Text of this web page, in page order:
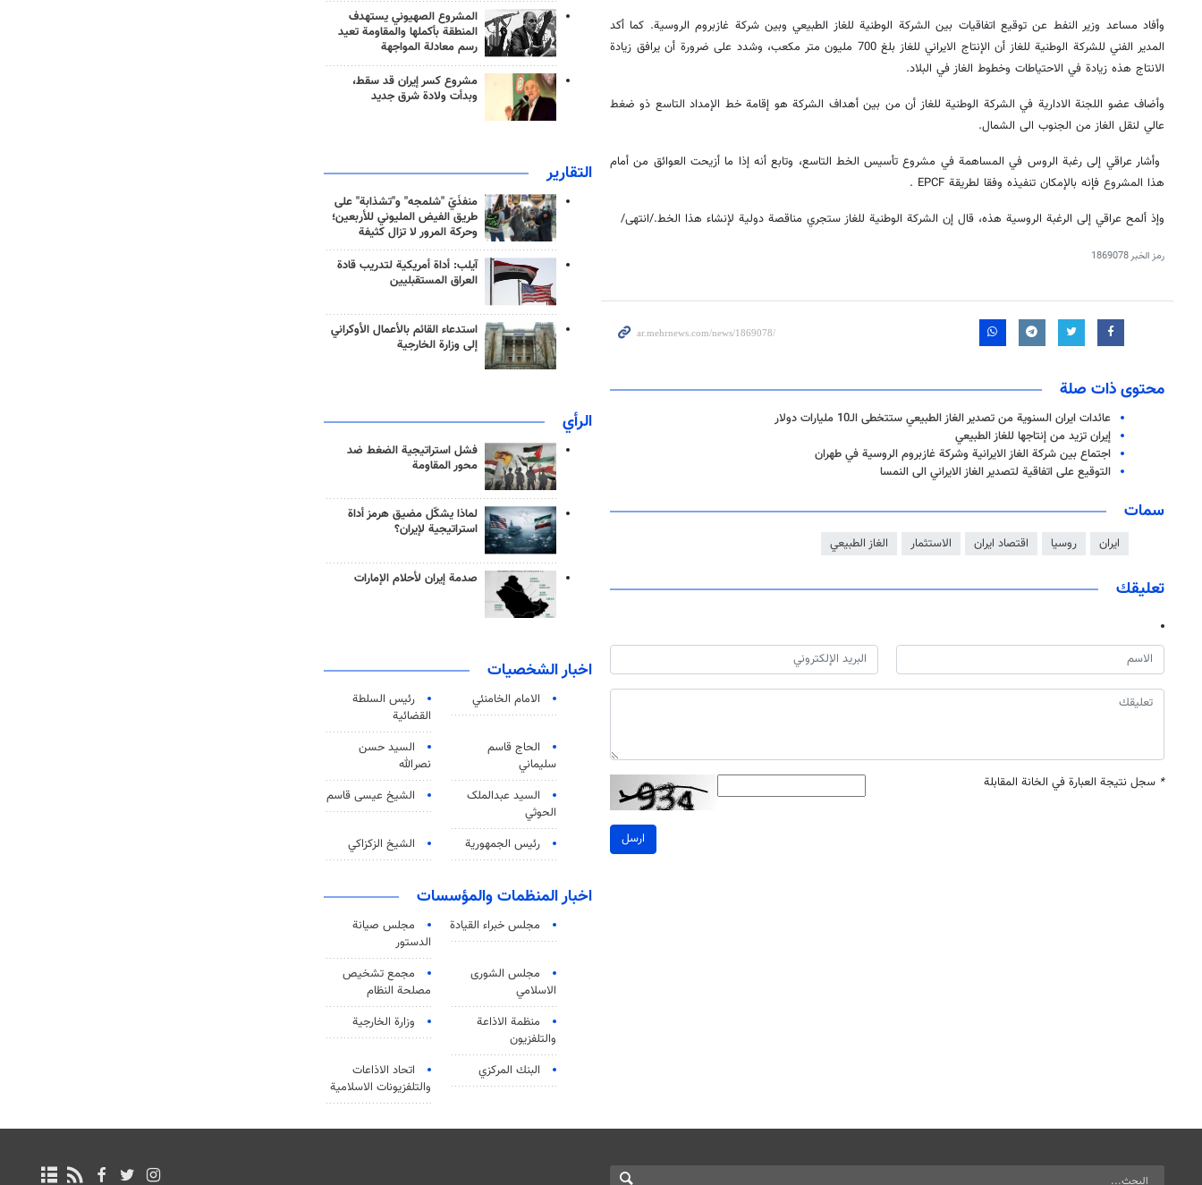
وأفاد مساعد وزير النفط عن توقيع اتفاقيات بين الشركة الوطنية للغاز الطبيعي وبين شركة غازبروم الروسية. كما أكد
المدير الفني للشركة الوطنية للغاز أن الإنتاج الايراني للغاز بلغ 700 مليون متر مكعب، وشدد على ضرورة أن يرافق زيادة
الانتاج هذه زيادة في الاحتياطات وخطوط الغاز في البلاد.
وأضاف عضو اللجنة الادارية في الشركة الوطنية للغاز أن من بين أهداف الشركة هو إقامة خط الإمداد التاسع ذو ضغط
عالي لنقل الغاز من الجنوب الى الشمال.
وأشار عراقي إلى رغبة الروس في المساهمة في مشروع تأسيس الخط التاسع، وتابع أنه إذا ما أزيحت العوائق من أمام
هذا المشروع فإنه بالإمكان تنفيذه وفقا لطريقة EPCF .
وإذ ألمح عراقي إلى الرغبة الروسية هذه، قال إن الشركة الوطنية للغاز ستجري مناقصة دولية لإنشاء هذا الخط./انتهی/
رمز الخبر1869078
محتوى ذات صلة
عائدات ايران السنوية من تصدير الغاز الطبيعي ستتخطى الـ10 مليارات دولار
إيران تزيد من إنتاجها للغاز الطبيعي
اجتماع بين شركة الغاز الايرانية وشركة غازبروم الروسية في طهران
التوقيع على اتفاقية لتصدير الغاز الايراني الى النمسا
سمات
ايران روسيا اقتصاد ايران الاستثمار الغاز الطبيعي
تعليقك
* سجل نتيجة العبارة في الخانة المقابلة
ارسل
المشروع الصهيوني يستهدف
المنطقة بأكملها والمقاومة تعيد
رسم معادلة المواجهة
مشروع كسر إيران قد سقط،
وبدأت ولادة شرق جديد
التقارير
منفذَيّ "شلمجه" و"تشذابة" على
طريق الفيض المليوني للأربعين؛
وحركة المرور لا تزال كثيفة
آيلب: أداة أمريكية لتدريب قادة
العراق المستقبليين
استدعاء القائم بالأعمال الأوكراني
إلى وزارة الخارجية
الرأي
فشل استراتيجية الضغط ضد
محور المقاومة
لماذا يشكّل مضيق هرمز أداة
استراتيجية لإيران؟
صدمة إيران لأحلام الإمارات
اخبار الشخصيات
الامام الخامنئي
رئیس السلطة
القضائیة
الحاج قاسم
سليماني
السيد حسن
نصرالله
السید عبدالملک
الحوثي
الشيخ عيسى قاسم
رئيس الجمهورية الشيخ الزكزاكي
اخبار المنظمات والمؤسسات
مجلس خبراء القيادة
مجلس صيانة
الدستور
مجلس الشورى
الاسلامي
مجمع تشخيص
مصلحة النظام
منظمة الاذاعة
والتلفزیون
وزارة الخارجية
البنك المركزي
اتحاد الاذاعات
والتلفزيونات الاسلامية